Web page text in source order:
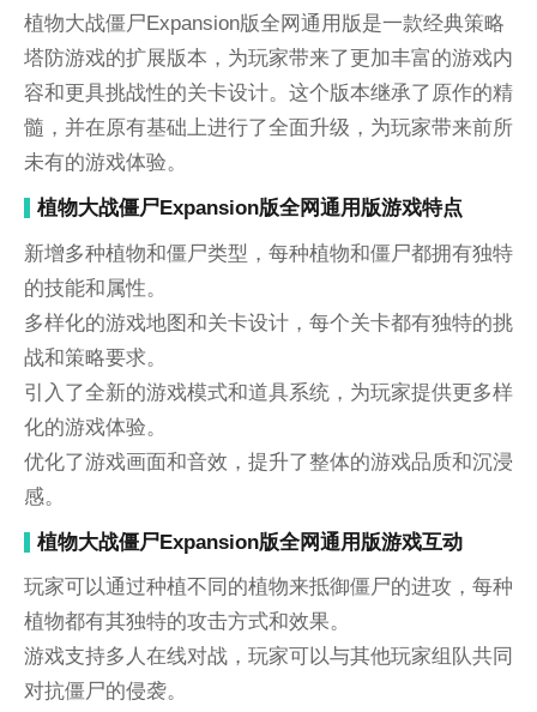
植物大战僵尸Expansion版全网通用版是一款经典策略
塔防游戏的扩展版本，为玩家带来了更加丰富的游戏内
容和更具挑战性的关卡设计。这个版本继承了原作的精
髓，并在原有基础上进行了全面升级，为玩家带来前所
未有的游戏体验。
植物大战僵尸Expansion版全网通用版游戏特点
新增多种植物和僵尸类型，每种植物和僵尸都拥有独特
的技能和属性。
多样化的游戏地图和关卡设计，每个关卡都有独特的挑
战和策略要求。
引入了全新的游戏模式和道具系统，为玩家提供更多样
化的游戏体验。
优化了游戏画面和音效，提升了整体的游戏品质和沉浸
感。
植物大战僵尸Expansion版全网通用版游戏互动
玩家可以通过种植不同的植物来抵御僵尸的进攻，每种
植物都有其独特的攻击方式和效果。
游戏支持多人在线对战，玩家可以与其他玩家组队共同
对抗僵尸的侵袭。